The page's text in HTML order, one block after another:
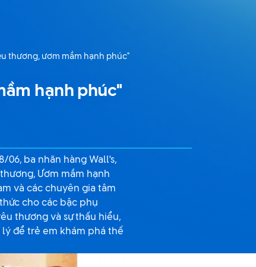
thương, ươm mầm hạnh phúc"
hạnh phúc"
06, ba nhãn hàng Wall's,
Ươm mầm hạnh
và các chuyên gia tâm
cho các bậc phụ
thương và sự thấu hiểu,
để trẻ em khám phá thế